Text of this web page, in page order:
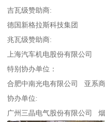
吉瓦级赞助商:
德国新格拉斯科技集团
兆瓦级赞助商:
上海汽车机电股份有限公司
特别协办单位：
合肥中南光电有限公司 亚系
协办单位:
广州三晶电气股份有限公司